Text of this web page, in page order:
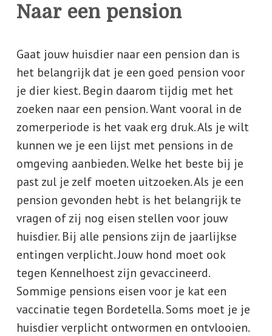
Naar een pension
Gaat jouw huisdier naar een pension dan is
het belangrijk dat je een goed pension voor
je dier kiest. Begin daarom tijdig met het
zoeken naar een pension. Want vooral in de
zomerperiode is het vaak erg druk. Als je wilt
kunnen we je een lijst met pensions in de
omgeving aanbieden. Welke het beste bij je
past zul je zelf moeten uitzoeken. Als je een
pension gevonden hebt is het belangrijk te
vragen of zij nog eisen stellen voor jouw
huisdier. Bij alle pensions zijn de jaarlijkse
entingen verplicht. Jouw hond moet ook
tegen Kennelhoest zijn gevaccineerd.
Sommige pensions eisen voor je kat een
vaccinatie tegen Bordetella. Soms moet je je
huisdier verplicht ontwormen en ontvlooien.